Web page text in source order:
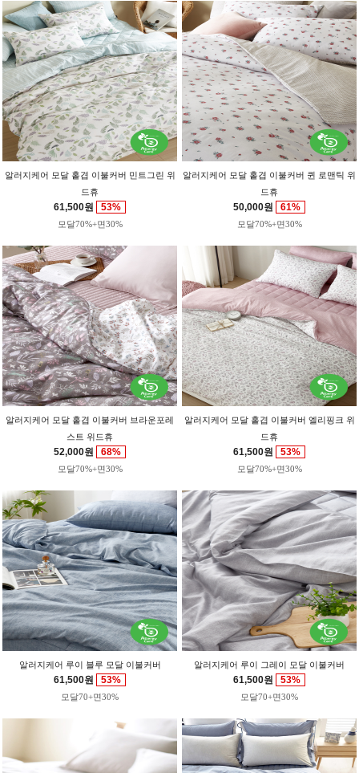
알러지케어 모달 홑겹 이불커버 민트그린 위
드휴
61,500원 53%
모달70%+면30%
알러지케어 모달 홑겹 이불커버 퀸 로맨틱 위
드휴
50,000원 61%
모달70%+면30%
알러지케어 모달 홑겹 이불커버 브라운포레
스트 위드휴
52,000원 68%
모달70%+면30%
알러지케어 모달 홑겹 이불커버 엘리핑크 위
드휴
61,500원 53%
모달70%+면30%
알러지케어 루이 블루 모달 이불커버
61,500원 53%
모달70+면30%
알러지케어 루이 그레이 모달 이불커버
61,500원 53%
모달70+면30%